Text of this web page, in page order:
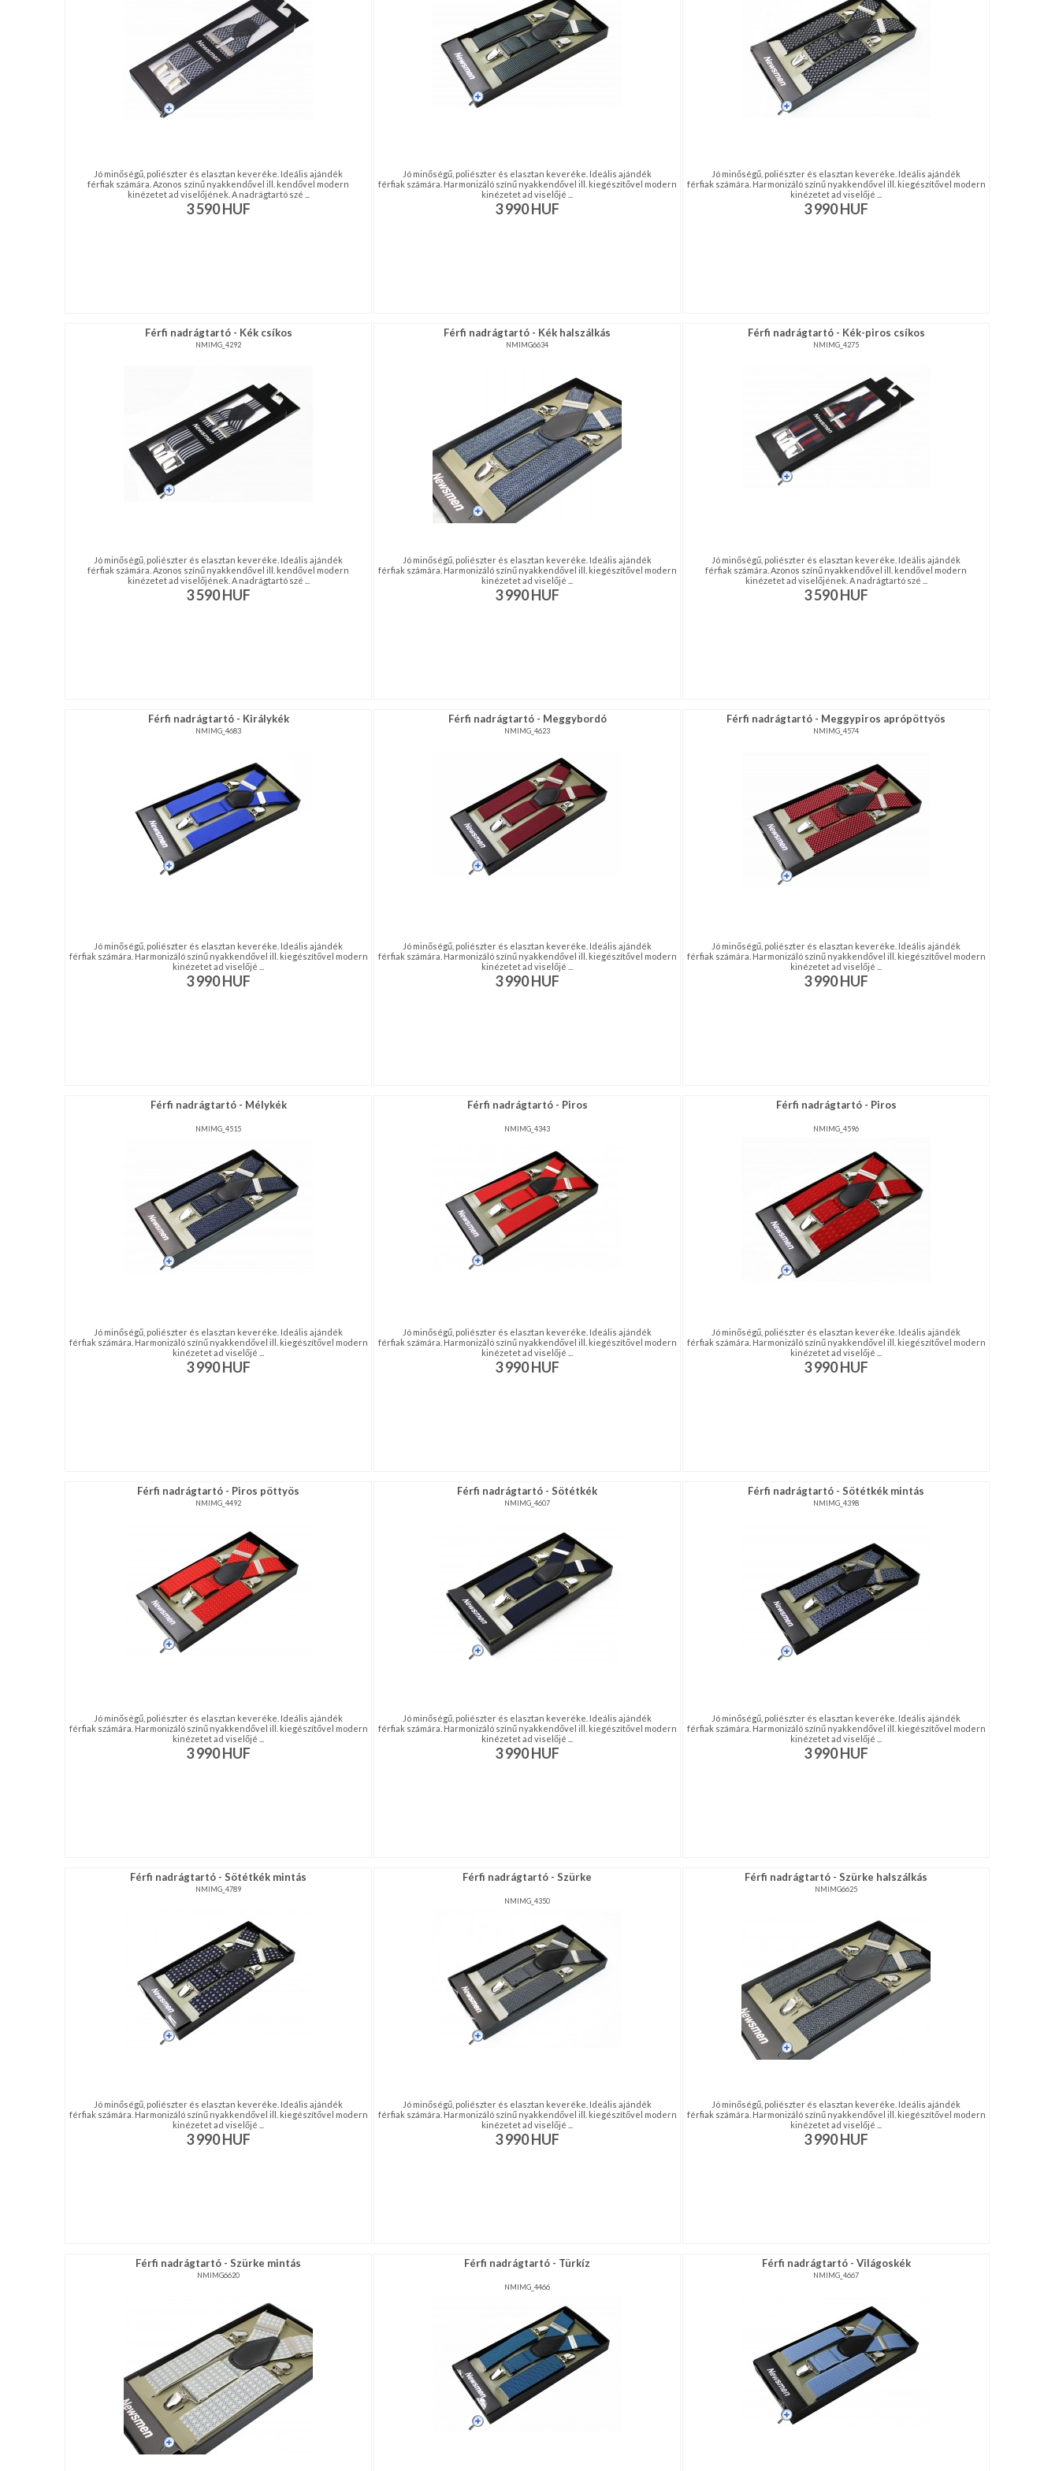
NAGYKERESKEDELEM
MÉRETTÁBLÁZAT
DÍSZDOBOZOS
Jó minőségű, poliészter és elasztan keveréke. Ideális ajándék
férfiak számára. Azonos színű nyakkendővel ill. kendővel modern
kinézetet ad viselőjének. A nadrágtartó szé ...
3 590HUF
Jó minőségű, poliészter és elasztan keveréke. Ideális ajándék
férfiak számára. Harmonizáló színű nyakkendővel ill. kiegészítővel modern
kinézetet ad viselőjé ...
3 990HUF
Jó minőségű, poliészter és elasztan keveréke. Ideális ajándék
férfiak számára. Harmonizáló színű nyakkendővel ill. kiegészítővel modern
kinézetet ad viselőjé ...
3 990HUF
Férfi nadrágtartó - Kék csíkos
NMIMG_4292
Jó minőségű, poliészter és elasztan keveréke. Ideális ajándék
férfiak számára. Azonos színű nyakkendővel ill. kendővel modern
kinézetet ad viselőjének. A nadrágtartó szé ...
3 590HUF
Férfi nadrágtartó - Kék halszálkás
NMIMG6634
Jó minőségű, poliészter és elasztan keveréke. Ideális ajándék
férfiak számára. Harmonizáló színű nyakkendővel ill. kiegészítővel modern
kinézetet ad viselőjé ...
3 990HUF
Férfi nadrágtartó - Kék-piros csíkos
NMIMG_4275
Jó minőségű, poliészter és elasztan keveréke. Ideális ajándék
férfiak számára. Azonos színű nyakkendővel ill. kendővel modern
kinézetet ad viselőjének. A nadrágtartó szé ...
3 590HUF
Férfi nadrágtartó - Királykék
NMIMG_4683
Jó minőségű, poliészter és elasztan keveréke. Ideális ajándék
férfiak számára. Harmonizáló színű nyakkendővel ill. kiegészítővel modern
kinézetet ad viselőjé ...
3 990HUF
Férfi nadrágtartó - Meggybordó
NMIMG_4623
Jó minőségű, poliészter és elasztan keveréke. Ideális ajándék
férfiak számára. Harmonizáló színű nyakkendővel ill. kiegészítővel modern
kinézetet ad viselőjé ...
3 990HUF
Férfi nadrágtartó - Meggypiros aprópöttyös
NMIMG_4574
Jó minőségű, poliészter és elasztan keveréke. Ideális ajándék
férfiak számára. Harmonizáló színű nyakkendővel ill. kiegészítővel modern
kinézetet ad viselőjé ...
3 990HUF
Férfi nadrágtartó - Mélykék
NMIMG_4515
Jó minőségű, poliészter és elasztan keveréke. Ideális ajándék
férfiak számára. Harmonizáló színű nyakkendővel ill. kiegészítővel modern
kinézetet ad viselőjé ...
3 990HUF
Férfi nadrágtartó - Piros
NMIMG_4343
Jó minőségű, poliészter és elasztan keveréke. Ideális ajándék
férfiak számára. Harmonizáló színű nyakkendővel ill. kiegészítővel modern
kinézetet ad viselőjé ...
3 990HUF
Férfi nadrágtartó - Piros
NMIMG_4596
Jó minőségű, poliészter és elasztan keveréke. Ideális ajándék
férfiak számára. Harmonizáló színű nyakkendővel ill. kiegészítővel modern
kinézetet ad viselőjé ...
3 990HUF
Férfi nadrágtartó - Piros pöttyös
NMIMG_4492
Jó minőségű, poliészter és elasztan keveréke. Ideális ajándék
férfiak számára. Harmonizáló színű nyakkendővel ill. kiegészítővel modern
kinézetet ad viselőjé ...
3 990HUF
Férfi nadrágtartó - Sötétkék
NMIMG_4607
Jó minőségű, poliészter és elasztan keveréke. Ideális ajándék
férfiak számára. Harmonizáló színű nyakkendővel ill. kiegészítővel modern
kinézetet ad viselőjé ...
3 990HUF
Férfi nadrágtartó - Sötétkék mintás
NMIMG_4398
Jó minőségű, poliészter és elasztan keveréke. Ideális ajándék
férfiak számára. Harmonizáló színű nyakkendővel ill. kiegészítővel modern
kinézetet ad viselőjé ...
3 990HUF
Férfi nadrágtartó - Sötétkék mintás
NMIMG_4789
Jó minőségű, poliészter és elasztan keveréke. Ideális ajándék
férfiak számára. Harmonizáló színű nyakkendővel ill. kiegészítővel modern
kinézetet ad viselőjé ...
3 990HUF
Férfi nadrágtartó - Szürke
NMIMG_4350
Jó minőségű, poliészter és elasztan keveréke. Ideális ajándék
férfiak számára. Harmonizáló színű nyakkendővel ill. kiegészítővel modern
kinézetet ad viselőjé ...
3 990HUF
Férfi nadrágtartó - Szürke halszálkás
NMIMG6625
Jó minőségű, poliészter és elasztan keveréke. Ideális ajándék
férfiak számára. Harmonizáló színű nyakkendővel ill. kiegészítővel modern
kinézetet ad viselőjé ...
3 990HUF
Férfi nadrágtartó - Szürke mintás
NMIMG6620
Férfi nadrágtartó - Türkíz
NMIMG_4466
Férfi nadrágtartó - Világoskék
NMIMG_4667